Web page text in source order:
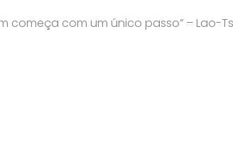
começa com um único passo” – Lao-